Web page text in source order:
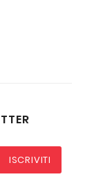
ISCRIVITI